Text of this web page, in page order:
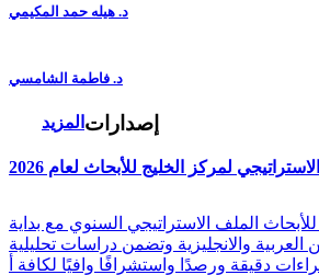
د. هيله حمد المكيمي
د. فاطمة الشامسي
المزيد إصدارات
لمركز الخليج للأبحاث لعام 2026
الملف الاستراتيجي السنوي مع بداية
العربية والانجليزية وتضمن دراسات تحليلية
دقيقة ورصدًا واستشرافًا وافيًا لكافة أ